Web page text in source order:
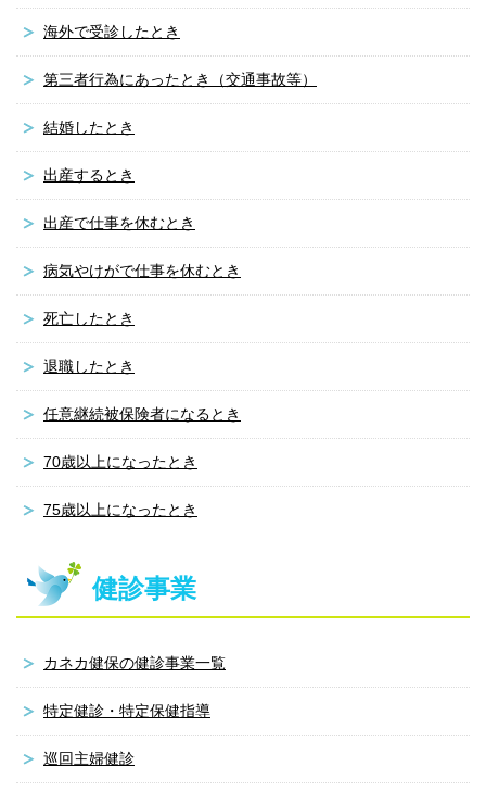
海外で受診したとき
第三者行為にあったとき（交通事故等）
結婚したとき
出産するとき
出産で仕事を休むとき
病気やけがで仕事を休むとき
死亡したとき
退職したとき
任意継続被保険者になるとき
70歳以上になったとき
75歳以上になったとき
健診事業
カネカ健保の健診事業一覧
特定健診・特定保健指導
巡回主婦健診